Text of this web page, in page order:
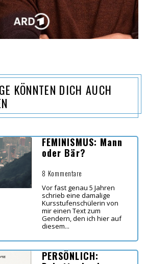
KÖNNTEN DICH AUCH
FEMINISMUS: Mann
oder Bär?
8 Kommentare
Vor fast genau 5 Jahren
schrieb eine damalige
Kursstufenschülerin von
mir einen Text zum
Gendern, den ich hier auf
diesem...
PERSÖNLICH: